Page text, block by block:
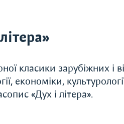
класики зарубіжних і
економіки,
«Дух і літера».